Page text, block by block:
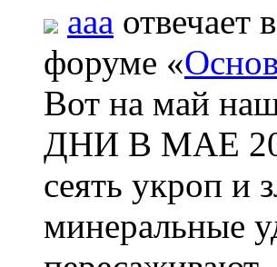
aaa отвечает
форуме «
Вот на май
ДНИ В МАЕ
сеять укроп и
минеральные